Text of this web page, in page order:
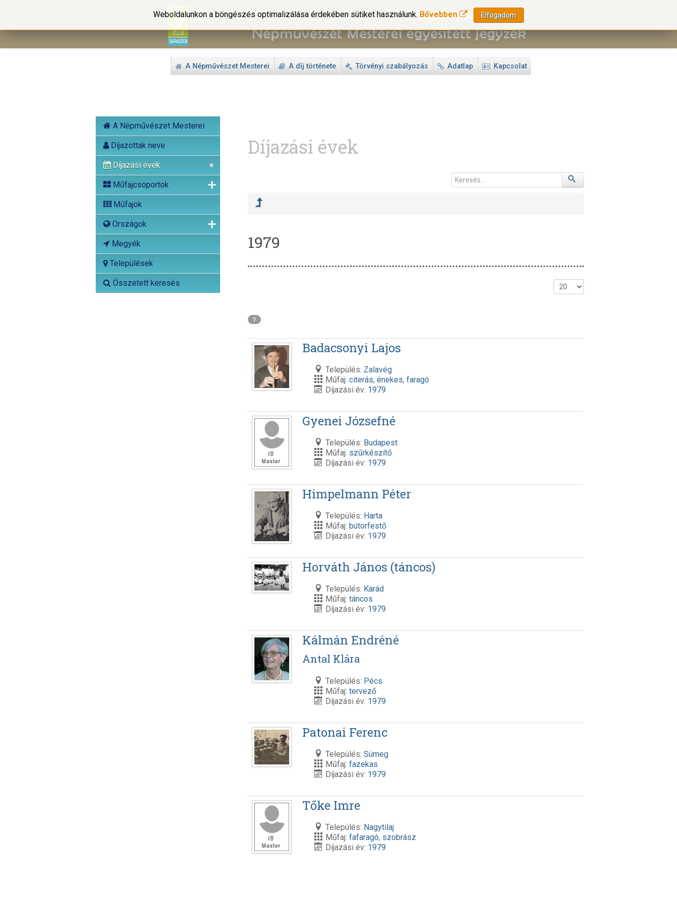
A Népművészet Mesterei A díj története Törvényi szabályozás Adatlap Kapcsolat
A Népművészet Mesterei
Díjazottak neve
Díjazási évek
Műfajcsoportok
Műfajok
Országok
Megyék
Települések
Összetett keresés
Weboldalunkon a böngészés optimalizálása érdekében sütiket használunk. Bővebben Elfogadom
Díjazási évek
1979
7
Badacsonyi Lajos
Település: Zalavég
Műfaj:citerás,énekes,faragó
Díjazási év: 1979
Gyenei Józsefné
Település: Budapest
Műfaj: szűrkészítő
Díjazási év: 1979
Himpelmann Péter
Település: Harta
Műfaj:bútorfestő
Díjazási év: 1979
Horváth János (táncos)
Település: Karád
Műfaj:táncos
Díjazási év: 1979
Kálmán Endréné
Antal Klára
Település: Pécs
Műfaj:tervező
Díjazási év: 1979
Patonai Ferenc
Település:Sümeg
Műfaj:fazekas
Díjazási év: 1979
Tőke Imre
Település: Nagytilaj
Műfaj:fafaragó, szobrász
Díjazási év: 1979